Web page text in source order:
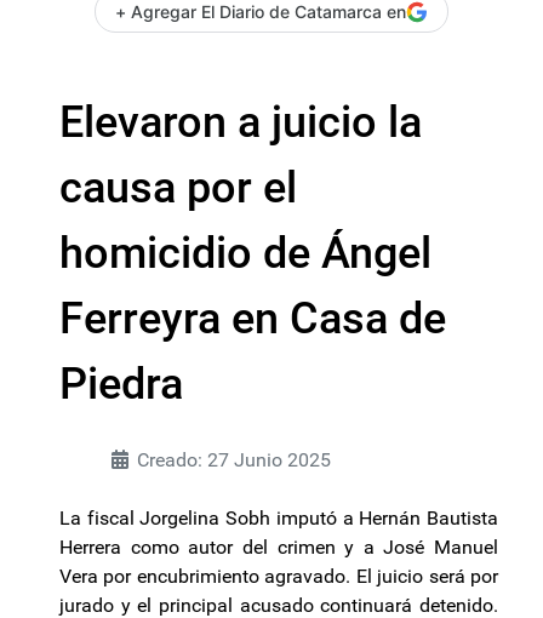
+ Agregar El Diario de Catamarca en
Elevaron a juicio la
causa por el
homicidio de Ángel
Ferreyra en Casa de
Piedra
Creado: 27 Junio 2025
La fiscal Jorgelina Sobh imputó a Hernán Bautista
Herrera como autor del crimen y a José Manuel
Vera por encubrimiento agravado. El juicio será por
jurado y el principal acusado continuará detenido.